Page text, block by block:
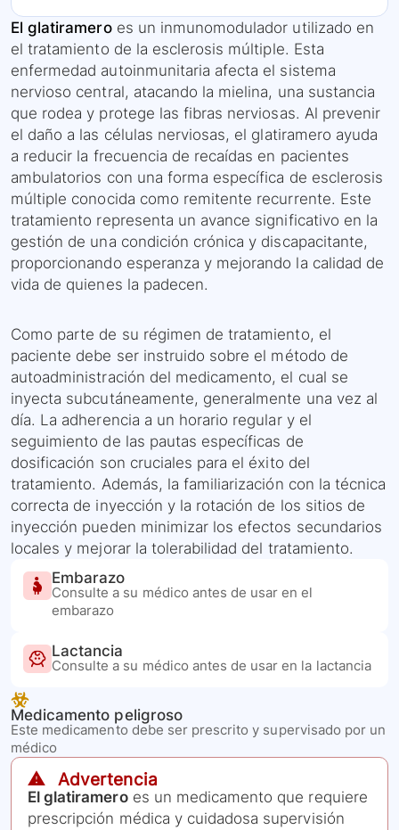
El glatirameroes un inmunomodulador utilizado en
el tratamiento de la esclerosis múltiple. Esta
enfermedad autoinmunitaria afecta el sistema
nervioso central, atacando la mielina, una sustancia
que rodea y protege las fibras nerviosas. Al prevenir
el daño a las células nerviosas, el glatiramero ayuda
a reducir la frecuencia de recaídas en pacientes
ambulatorios con una forma específica de esclerosis
múltiple conocida como remitente recurrente. Este
tratamiento representa un avance significativo en la
gestión de una condición crónica y discapacitante,
proporcionando esperanza y mejorando la calidad de
vida de quienes la padecen.
Como parte de su régimen de tratamiento, el
paciente debe ser instruido sobre el método de
autoadministración del medicamento, el cual se
inyecta subcutáneamente, generalmente una vez al
día. La adherencia a un horario regular y el
seguimiento de las pautas específicas de
dosificación son cruciales para el éxito del
tratamiento. Además, la familiarización con la técnica
correcta de inyección y la rotación de los sitios de
inyección pueden minimizar los efectos secundarios
locales y mejorar la tolerabilidad del tratamiento.
Embarazo
Consulte a su médico antes de usar en el
embarazo
Lactancia
Consulte a su médico antes de usar en la lactancia
Medicamento peligroso
Este medicamento debe ser prescrito y supervisado por un
médico
⚠️ Advertencia
El glatirameroes un medicamento que requiere
prescripción médica y cuidadosa supervisión